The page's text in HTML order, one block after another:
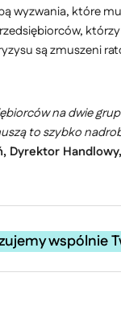
wyzwania, które
są zmuszeni
na dwie
to szybko
Dyrektor
wspólnie